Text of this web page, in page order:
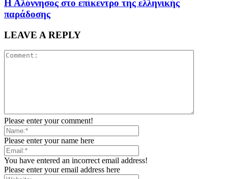
Η Αλόννησος στο επίκεντρο της ελληνικής
παράδοσης
LEAVE A REPLY
Please enter your comment!
Please enter your name here
You have entered an incorrect email address!
Please enter your email address here